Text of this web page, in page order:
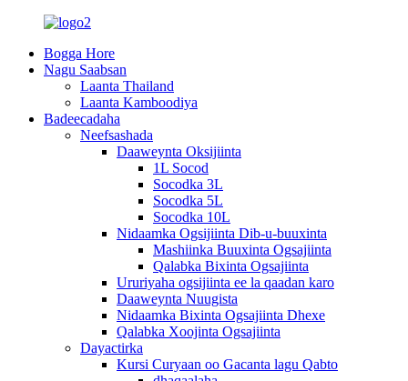
Bogga Hore
Nagu Saabsan
Laanta Thailand
Laanta Kamboodiya
Badeecadaha
Neefsashada
Daaweynta Oksijiinta
1L Socod
Socodka 3L
Socodka 5L
Socodka 10L
Nidaamka Ogsijiinta Dib-u-buuxinta
Mashiinka Buuxinta Ogsajiinta
Qalabka Bixinta Ogsajiinta
Ururiyaha ogsijiinta ee la qaadan karo
Daaweynta Nuugista
Nidaamka Bixinta Ogsajiinta Dhexe
Qalabka Xoojinta Ogsajiinta
Dayactirka
Kursi Curyaan oo Gacanta lagu Qabto